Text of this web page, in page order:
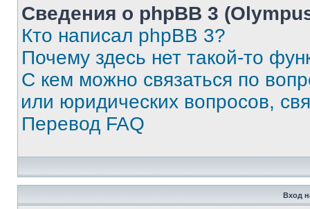
Сведения о phpBB 3
Кто написал phpBB 3?
Почему здесь нет такой-то
С кем можно связаться по
или юридических вопросов,
Перевод FAQ
Вход